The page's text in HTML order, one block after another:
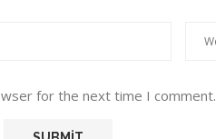
for the next time I comment.